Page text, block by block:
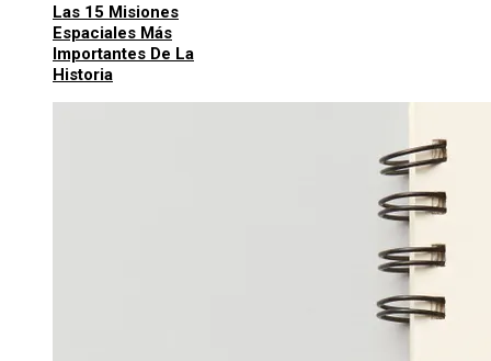
Las 15 Misiones
Espaciales Más
Importantes De La
Historia